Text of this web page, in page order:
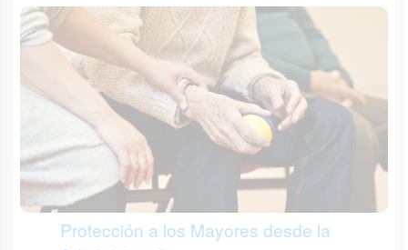
Protección a los Mayores desde la